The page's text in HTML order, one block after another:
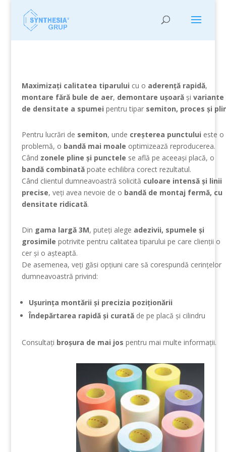
Maximizați calitatea tiparului cu o aderență rapidă,
montare fără bule de aer, demontare ușoarăși variante
de densitate a spumei pentru tipar semiton, proces și
Pentru lucrări de semiton, unde creșterea punctului este o
problemă, o bandă mai moale optimizează reproducerea.
Când zonele pline și punctele se află pe aceeași placă, o
bandă combinatăpoate echilibra corect rezultatul.
Când clientul dumneavoastră solicită culoare intensă și linii
precise, veți avea nevoie de o bandă de montaj fermă, cu
densitate ridicată.
Din gama largă 3M, puteți alege adezivii, spumele și
grosimile potrivite pentru calitatea tiparului pe care clienții o
cer și o așteaptă.
De asemenea, veți găsi opțiuni care să corespundă cerințelor
dumneavoastră privind:
Ușurința montării și precizia poziționării
Îndepărtarea rapidă și curatăde pe placă și cilindru
Consultați broșura de mai jos pentru mai multe informații.